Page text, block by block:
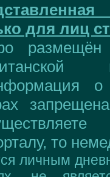
для лиц
размещён
то
личным